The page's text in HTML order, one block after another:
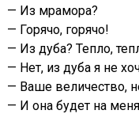
— Из мрамора?
— Горячо, горячо!
— Из дуба? Тепло,
— Нет, из дуба я не
— Ваше величество,
— И она будет на